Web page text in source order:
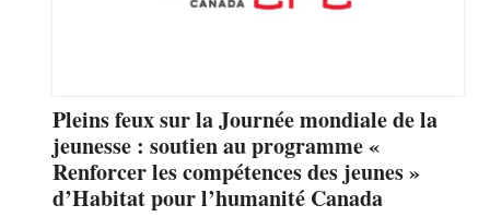
Pleins feux sur la Journée mondiale de la
jeunesse : soutien au programme «
Renforcer les compétences des jeunes »
d’Habitat pour l’humanité Canada